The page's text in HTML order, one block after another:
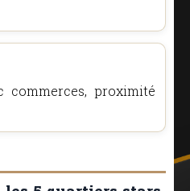
commerces, proximité